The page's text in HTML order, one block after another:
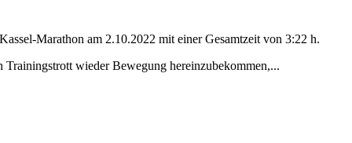
Marathon am 2.10.2022 mit einer Gesamtzeit von 3:22 h.
wieder Bewegung hereinzubekommen,...